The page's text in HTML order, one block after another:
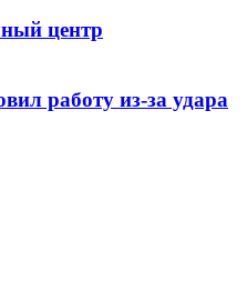
центр
работу из-за удара